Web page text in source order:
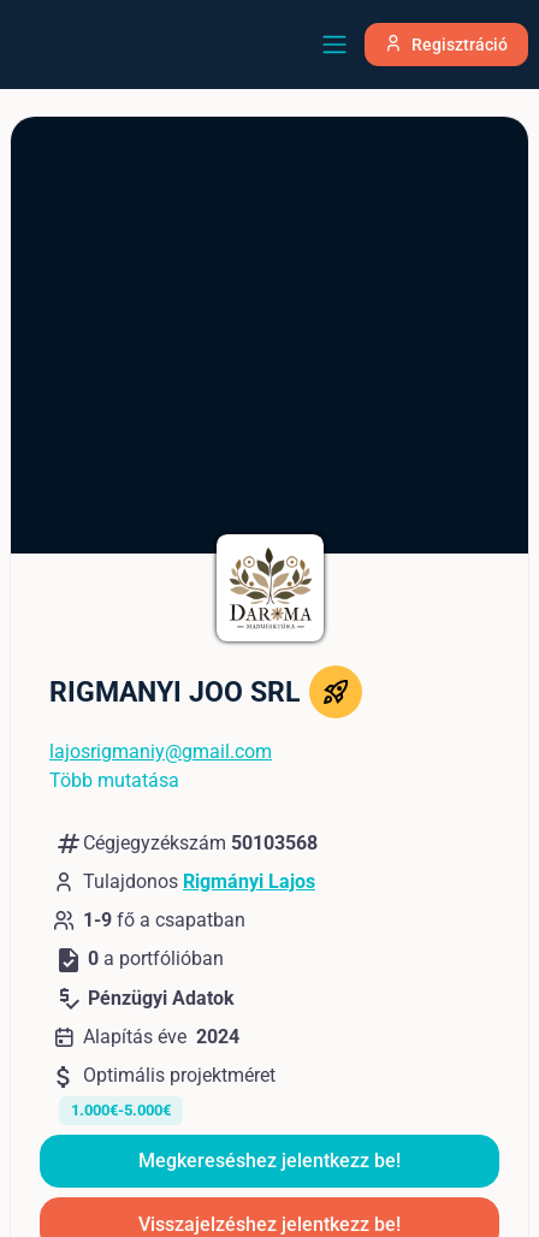
Regisztráció
RIGMANYI JOO SRL
lajosrigmaniy@gmail.com
Több mutatása
numbers Cégjegyzékszám 50103568
Tulajdonos Rigmányi Lajos
1-9 fő a csapatban
task 0 a portfólióban
price_check Pénzügyi Adatok
Alapítás éve 2024
attach_money Optimális projektméret
1.000€-5.000€
Megkereséshez jelentkezz be!
Visszajelzéshez jelentkezz be!